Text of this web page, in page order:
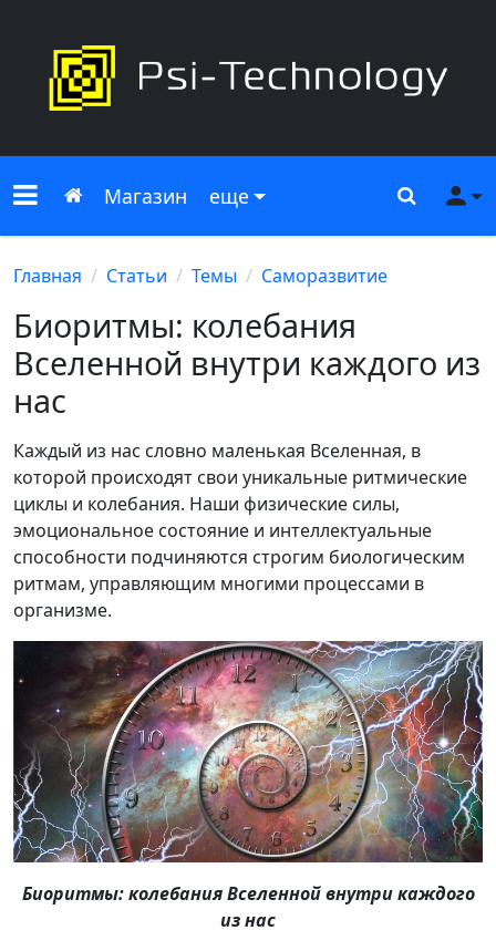
Меню сайта
Главная
Магазин еще Поиск
Главная Статьи Темы Саморазвитие
Биоритмы: колебания
Вселенной внутри каждого из
нас
Каждый из нас словно маленькая Вселенная, в
которой происходят свои уникальные ритмические
циклы и колебания. Наши физические силы,
эмоциональное состояние и интеллектуальные
способности подчиняются строгим биологическим
ритмам, управляющим многими процессами в
организме.
Биоритмы: колебания Вселенной внутри каждого
из нас